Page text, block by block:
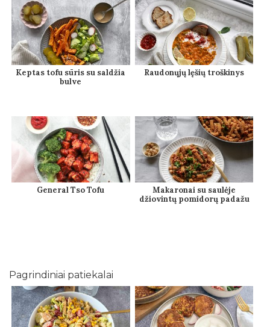
Keptas tofu sūris su saldžia
bulve
Raudonųjų lęšių troškinys
General Tso Tofu
Makaronai su saulėje
džiovintų pomidorų padažu
Pagrindiniai patiekalai